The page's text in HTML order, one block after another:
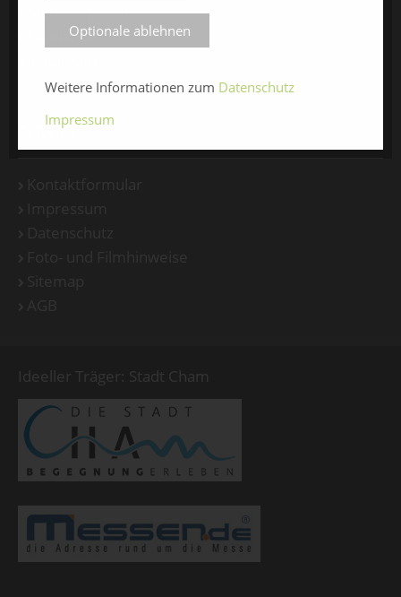
Medienspiegel
Facebook
SERVICE
Ideeller Träger: Stadt Cham
Optionale ablehnen
Weitere Informationen zum Datenschutz
Impressum